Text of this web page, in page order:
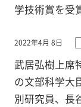
学技術賞を受
2022年4月 8日
武居弘樹上席
の文部科学
別研究員、長